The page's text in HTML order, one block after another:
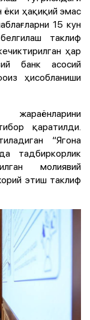
ҳақиқий эмас
15 кун
таклиф
ҳар
банк асосий
ҳисобланиши
қаратилди.
“Ягона
тадбиркорлик
молиявий
этиш таклиф